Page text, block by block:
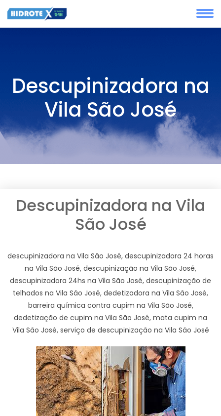
Descupinizadora na
Vila São José
Descupinizadora na Vila
São José
descupinizadora na Vila São José, descupinizadora 24 horas
na Vila São José, descupinização na Vila São José,
descupinizadora 24hs na Vila São José, descupinização de
telhados na Vila São José, dedetizadora na Vila São José,
barreira química contra cupim na Vila São José,
dedetização de cupim na Vila São José, mata cupim na
Vila São José, serviço de descupinização na Vila São José